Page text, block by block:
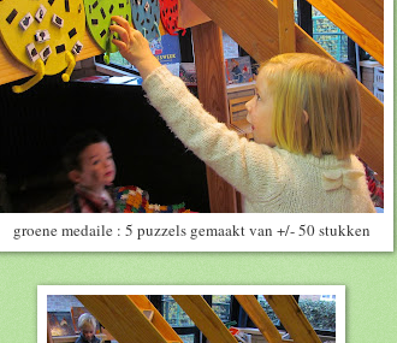
groene medaile : 5 puzzels gemaakt van +/- 50 stukken